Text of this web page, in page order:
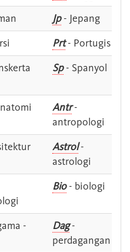
Jp- Jepang
Prt- Portugis
Sp- Spanyol
Antr-
antropologi
Astrol-
astrologi
Bio- biologi
-
Dag-
perdagangan